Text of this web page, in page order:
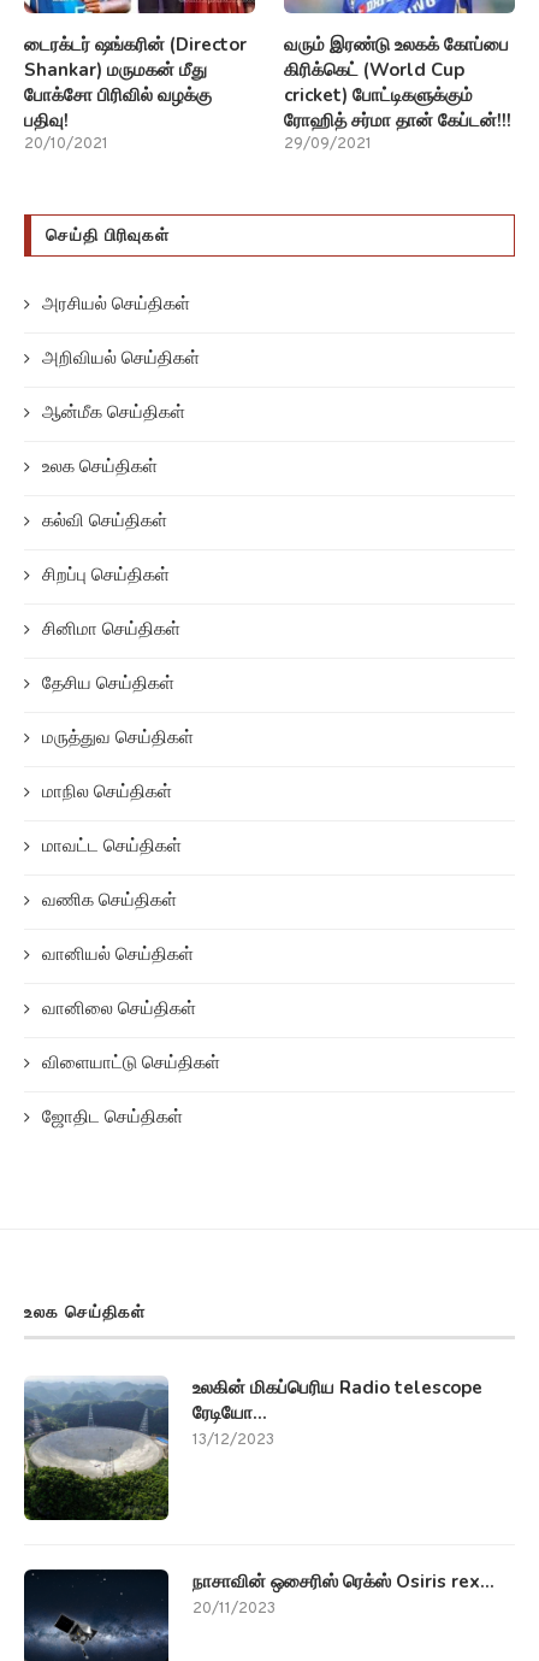
டைரக்டர் ஷங்கரின் (Director
Shankar) மருமகன் மீது
போக்சோ பிரிவில் வழக்கு
பதிவு!
20/10/2021
வரும் இரண்டு உலகக் கோப்பை
கிரிக்கெட் (World Cup
cricket) போட்டிகளுக்கும்
ரோஹித் சர்மா தான் கேப்டன்!!!
29/09/2021
செய்தி பிரிவுகள்
அரசியல் செய்திகள்
அறிவியல் செய்திகள்
ஆன்மீக செய்திகள்
உலக செய்திகள்
கல்வி செய்திகள்
சிறப்பு செய்திகள்
சினிமா செய்திகள்
தேசிய செய்திகள்
மருத்துவ செய்திகள்
மாநில செய்திகள்
மாவட்ட செய்திகள்
வணிக செய்திகள்
வானியல் செய்திகள்
வானிலை செய்திகள்
விளையாட்டு செய்திகள்
ஜோதிட செய்திகள்
உலக செய்திகள்
உலகின் மிகப்பெரிய Radio telescope
ரேடியோ...
13/12/2023
நாசாவின் ஒசைரிஸ் ரெக்ஸ் Osiris rex...
20/11/2023